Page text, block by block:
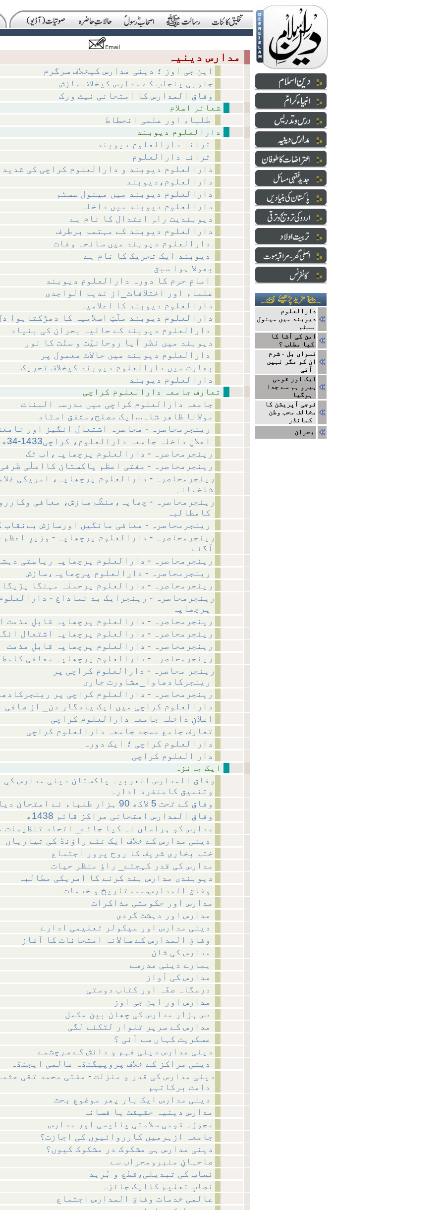
این جی اوز ؛ دینی مدارس کیخلاف سرگرم
جنوبی پنجاب کے مدارس کیخلاف سازش
وفاق المدارس کا امتحانی نیٹ ورک
دارالعلوم دیوبند و دارالعلوم کراچی کی شدید
دارالعلوم،دیوبند
دارالعلوم دیوبند میں مینول سسٹم
دارالعلوم دیوبند میں داخلہ
دیوبندیت راہِ اعتدال کا نام ہے
دارالعلوم دیوبند کے مہتمم برطرف
بھولا ہوا سبق
علماء اور اختلافات_از ندیم الواجدی
دارالعلوم دیوبند کا اعلامیہ
دارالعلوم دیوبند ملّتِ اسلامیہ کا دھڑکتاہوا
دیوبند میں نظر آیا روحانیّت و سنّت کا نور
بھارت میں دارالعلوم دیوبند کیخلاف تحریک
دارالعلوم دیوبند
جامعہ دارالعلوم کراچی میں مدرسہ البنات
مولانا ظاھر شاہ...ایک مصلح،مشفق استاد
رینجرمحاصرہ - دارالعلوم پرچھاپہ،اب تک
رینجرمحاصرہ - مفتی اعظم پاکستان کااعلٰی ظرفی
رینجرمحاصرہ - دارالعلوم پرچھاپہ، امریکی
شاخسانہ
رینجرمحاصرہ - چھاپہ،منظّم سازش، معافی
رینجرمحاصرہ - دارالعلوم پرچھاپہ - وزیرِ اعظم
آگئے
رینجرمحاصرہ - دارالعلوم پرچھاپہ ریاستی
رینجرمحاصرہ - دارالعلوم پرحملہ مہنگا پڑیگا
رینجرمحاصرہ - رینجرایک بد نماداغ -
رینجرمحاصرہ - دارالعلوم پرچھاپہ قابلِ مذمت
رینجرمحاصرہ - دارالعلوم پرچھاپہ اشتعال
رینجرمحاصرہ - دارالعلوم پرچھاپہ قابلِ مذمت
رینجرمحاصرہ - دارالعلوم پرچھاپہ معافی
رینجر محاصرہ - دارالعلوم کراچی پر
رینجرمحاصرہ - دارالعلوم کراچی پر
دارالعلوم کراچی میں ایک یادگار دن_ از صافی
اعلانِ داخلہ جامعہ دارالعلوم کراچی
تعارف جامع مسجد جامعہ دارالعلوم کراچی
دارالعلوم کراچی ؛ ایک دورہ
دار العلوم کراچی
وفاق المدارس العربیہ پاکستان دینی مدارس کی
وتنسیق کامنفرد ادارہ
وفاق کے تحت 5 لاکھ 90 ہزار طلباء نے امتحان دیا
وفاق المدارس امتحانی مراکز قائم 1438ھ
مدارس کو ہراساں نہ کیا جائے_ اتحاد تنظیمات
ختم بخاری شریف کا روح پرور اجتماع
مدارس کی قدر کیجئے_ راؤ منظر حیات
دیوبندی مدارس بند کرنے کا امریکی مطالبہ
مدارس اور حکومتی مذاکرات
دینی مدارس دینی فہم و دانش کے سرچشمے
دینی مدارس کی قدر و منزلت - مفتی محمد تقی
مدارس دینیہ حقیقت یا فسانہ
مجوزہ قومی سلامتی پالیسی اور مدارس
جامعہ ازہرمیں کارروائیوں کی اجازت؟
دینی مدارس ہی مشکوک در مشکوک کیوں؟
صاحبانِ منبرومحراب سے
نصاب کی تبدیلی،قطع و بُرید
نصابِ تعلیم کاایک جائزہ
عالمی خدمات وفاق المدارس اجتماع
دارالعلوم
دیوبند میں مینول
سسٹم
امن کی آشا کا
کیا مطلب ؟
نسواں بل - شرم
ان کو مگر نہیں
ایک اور قومی
ہیرو ہم سے جدا
فوجی آپریشن کا
مخالف محب وطن
کمانڈر
بحران